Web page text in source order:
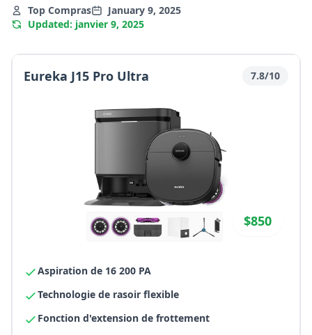
Top Compras
January 9, 2025
Updated: janvier 9, 2025
Eureka J15 Pro Ultra 7.8/10
$850
Aspiration de 16 200 PA
Technologie de rasoir flexible
Fonction d'extension de frottement